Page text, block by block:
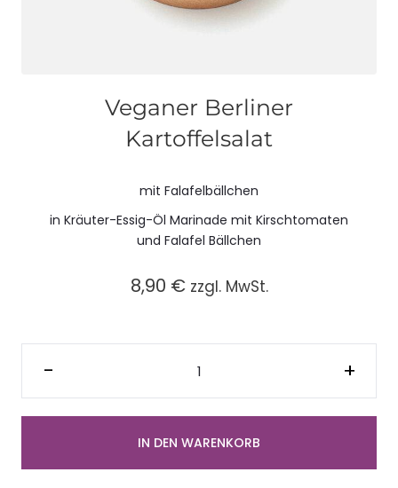
Veganer Berliner
Kartoffelsalat
mit Falafelbällchen
in Kräuter-Essig-Öl Marinade mit Kirschtomaten
und Falafel Bällchen
8,90 € zzgl. MwSt.
-
Veganer
Kartoffelsalat +
IN DEN WARENKORB